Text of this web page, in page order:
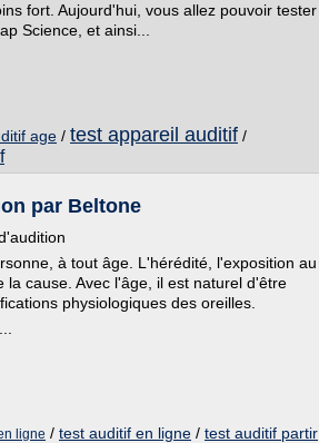
fort. Aujourd'hui, vous allez pouvoir tester
Science, et ainsi...
age / test appareil auditif /
par Beltone
à tout âge. L'hérédité, l'exposition au
cause. Avec l'âge, il est naturel d'être
physiologiques des oreilles.
ligne / test auditif en ligne / test auditif partir